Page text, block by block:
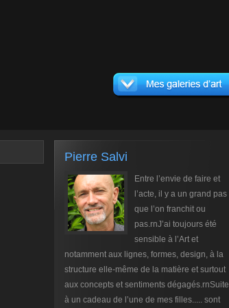
Pierre Salvi
Entre l’envie de faire et
l’acte, il y a un grand pas
que l’on franchit ou
pas.rnJ’ai toujours été
sensible à l’Art et
notamment aux lignes, formes, design, à la
structure elle-même de la matière et surtout
aux concepts et sentiments dégagés.rnSuite
à un cadeau de l’une de mes filles..... sont